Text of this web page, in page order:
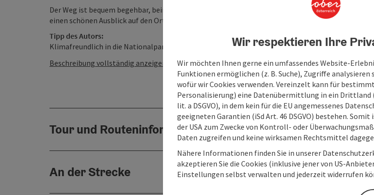
Der Weg ist bequem begehbar, beinhaltet einen Kreuzweg, viele Bänke laden zum Ausruhen ein,
einen schönen Ausblick auf den Ort.
Tipp des Autors:
Klimafreundlich in die Nationalpark Region - Bahnhof ...
Beschreibung vollständig anzeigen
Tour und Routeninformationen
An der Strecke
Wir respektieren Ihre
Wir möchten Ihnen gerne ein umfassendes Website-
Funktionen ermöglichen (z. B. Suche), Zugriffe
wofür wir Cookies verwenden. Vereinzelt kann für
Personalisierung) eine Datenübermittlung in ein Drittland
lit. a DSGVO), in dem kein für die EU angemessenes
geeigneten Garantien (iSd Art. 46 DSGVO) bestehen.
der USA zum Zwecke von Kontroll- oder
Daten zugreifen und keine wirksamen Rechtsmittel
Nähere Informationen finden Sie in unserer
akzeptieren Sie die Cookies (inklusive jener von US-
Einstellungen selbst verwalten und jederzeit widerrufen